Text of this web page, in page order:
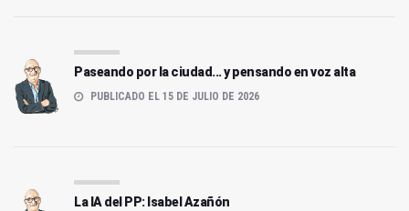
Paseando por la ciudad... y pensando en voz alta
PUBLICADO EL 15 DE JULIO DE 2026
La IA del PP: Isabel Azañón